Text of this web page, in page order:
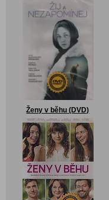
Ženy v běhu (DVD)